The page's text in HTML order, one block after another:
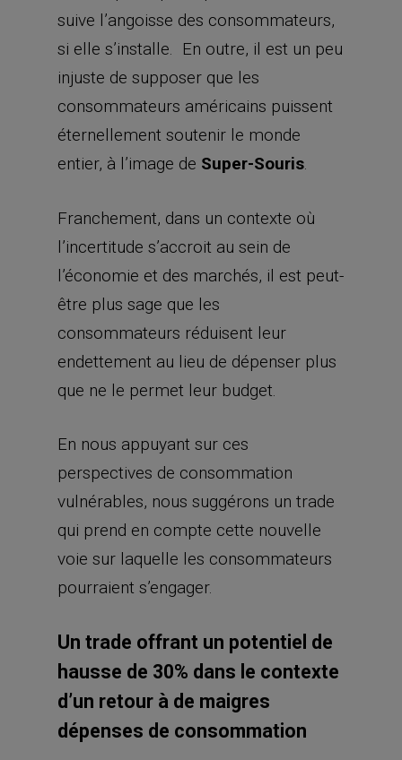
suive l’angoisse des consommateurs,
si elle s’installe. En outre, il est un peu
injuste de supposer que les
consommateurs américains puissent
éternellement soutenir le monde
entier, à l’image de Super-Souris.
Franchement, dans un contexte où
l’incertitude s’accroit au sein de
l’économie et des marchés, il est peut-
être plus sage que les
consommateurs réduisent leur
endettement au lieu de dépenser plus
que ne le permet leur budget.
En nous appuyant sur ces
perspectives de consommation
vulnérables, nous suggérons un trade
qui prend en compte cette nouvelle
voie sur laquelle les consommateurs
pourraient s’engager.
Un trade offrant un potentiel de
hausse de 30% dans le contexte
d’un retour à de maigres
dépenses de consommation